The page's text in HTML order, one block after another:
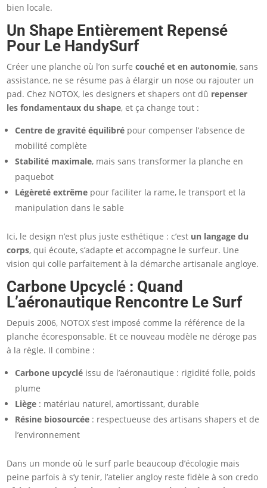
bien locale.
Un Shape Entièrement Repensé
Pour Le HandySurf
Créer une planche où l’on surfecouché et en autonomie, sans
assistance, ne se résume pas à élargir un nose ou rajouter un
pad. Chez NOTOX, les designers et shapers ont dû repenser
les fondamentaux du shape, et ça change tout :
Centre de gravité équilibré pour compenser l’absence de
mobilité complète
Stabilité maximale, mais sans transformer la planche en
paquebot
Légèreté extrême pour faciliter la rame, le transport et la
manipulation dans le sable
Ici, le design n’est plus juste esthétique : c’est un langage du
corps, qui écoute, s’adapte et accompagne le surfeur. Une
vision qui colle parfaitement à la démarche artisanale angloye.
Carbone Upcyclé : Quand
L’aéronautique Rencontre Le Surf
Depuis 2006, NOTOX s’est imposé comme la référence de la
planche écoresponsable. Et ce nouveau modèle ne déroge pas
à la règle. Il combine :
Carbone upcyclé issu de l’aéronautique : rigidité folle, poids
plume
Liège : matériau naturel, amortissant, durable
Résine biosourcée : respectueuse des artisans shapers et de
l’environnement
Dans un monde où le surf parle beaucoup d’écologie mais
peine parfois à s’y tenir, l’atelier angloy reste fidèle à son credo